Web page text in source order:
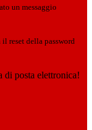
un messaggio
reset della password
di posta elettronica!